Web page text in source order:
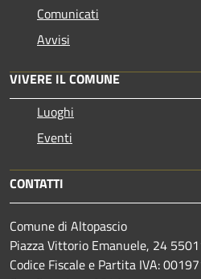
Comunicati
Avvisi
VIVERE IL COMUNE
Luoghi
Eventi
CONTATTI
Comune di Altopascio
Piazza Vittorio Emanuele, 24
Codice Fiscale e Partita IVA: